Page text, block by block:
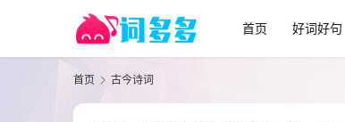
首页 好词好句
首页 古今诗词